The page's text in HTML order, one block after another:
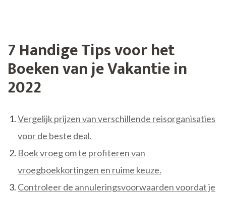
7 Handige Tips voor het
Boeken van je Vakantie in
2022
Vergelijk prijzen van verschillende reisorganisaties
voor de beste deal.
Boek vroeg om te profiteren van
vroegboekkortingen en ruime keuze.
Controleer de annuleringsvoorwaarden voordat je